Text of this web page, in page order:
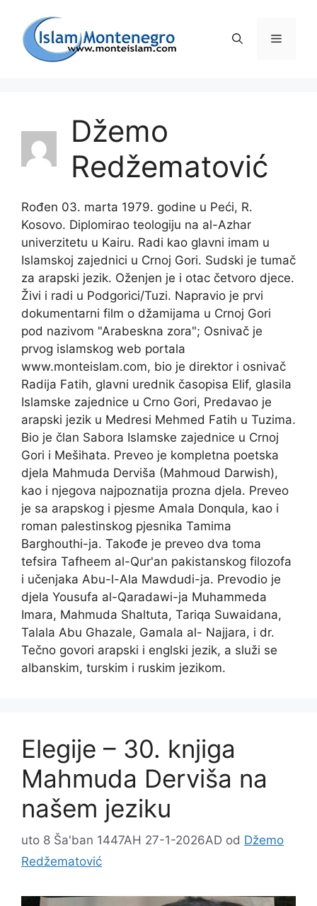
sadržaj
Džemo
Redžematović
Rođen 03. marta 1979. godine u Peći, R.
Kosovo. Diplomirao teologiju na al-Azhar
univerzitetu u Kairu. Radi kao glavni imam u
Islamskoj zajednici u Crnoj Gori. Sudski je tumač
za arapski jezik. Oženjen je i otac četvoro djece.
Živi i radi u Podgorici/Tuzi. Napravio je prvi
dokumentarni film o džamijama u Crnoj Gori
pod nazivom "Arabeskna zora"; Osnivač je
prvog islamskog web portala
www.monteislam.com, bio je direktor i osnivač
Radija Fatih, glavni urednik časopisa Elif, glasila
Islamske zajednice u Crno Gori, Predavao je
arapski jezik u Medresi Mehmed Fatih u Tuzima.
Bio je član Sabora Islamske zajednice u Crnoj
Gori i Mešihata. Preveo je kompletna poetska
djela Mahmuda Derviša (Mahmoud Darwish),
kao i njegova najpoznatija prozna djela. Preveo
je sa arapskog i pjesme Amala Donqula, kao i
roman palestinskog pjesnika Tamima
Barghouthi-ja. Takođe je preveo dva toma
tefsira Tafheem al-Qur'an pakistanskog filozofa
i učenjaka Abu-l-Ala Mawdudi-ja. Prevodio je
djela Yousufa al-Qaradawi-ja Muhammeda
Imara, Mahmuda Shaltuta, Tariqa Suwaidana,
Talala Abu Ghazale, Gamala al- Najjara, i dr.
Tečno govori arapski i englski jezik, a služi se
albanskim, turskim i ruskim jezikom.
Elegije – 30. knjiga
Mahmuda Derviša na
našem jeziku
uto 8 Ša'ban 1447AH 27-1-2026AD od Džemo
Redžematović